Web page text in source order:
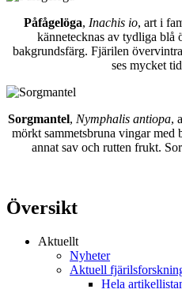
Påfågelöga, Inachis io, art i
kännetecknas av tydliga blå
bakgrundsfärg. Fjärilen
ses mycket
Sorgmantel, Nymphalis antiopa,
mörkt sammetsbruna vingar med
annat sav och rutten frukt.
Översikt
Aktuellt
Nyheter
Aktuell
Hela